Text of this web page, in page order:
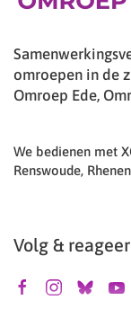
omroepen in de
Omroep Ede,
We bedienen met
Renswoude,
Volg & reageer